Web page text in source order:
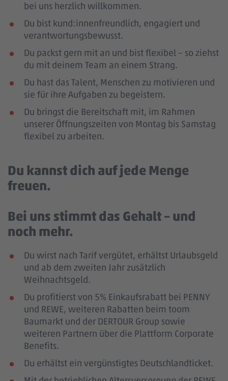
bei uns herzlich willkommen.
Du bist kund:innenfreundlich, engagiert und
verantwortungsbewusst.
Du packst gern mit an und bist flexibel – so ziehst
du mit deinem Team an einem Strang.
Du hast das Talent, Menschen zu motivieren und
sie für ihre Aufgaben zu begeistern.
Du bringst die Bereitschaft mit, im Rahmen
unserer Öffnungszeiten von Montag bis Samstag
flexibel zu arbeiten.
Du kannst dich auf jede Menge
freuen.
Bei uns stimmt das Gehalt – und
noch mehr.
Du wirst nach Tarif vergütet, erhältst Urlaubsgeld
und ab dem zweiten Jahr zusätzlich
Weihnachtsgeld.
Du profitierst von 5% Einkaufsrabatt bei PENNY
und REWE, weiteren Rabatten beim toom
Baumarkt und der DERTOUR Group sowie
weiteren Partnern über die Plattform Corporate
Benefits.
Du erhältst ein vergünstigtes Deutschlandticket.